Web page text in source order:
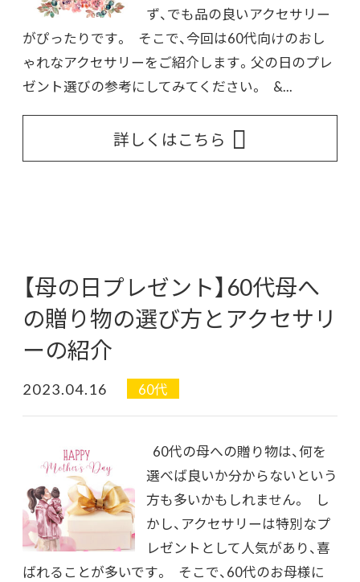
ず、でも品の良いアクセサリー
がぴったりです。 そこで、今回は60代向けのおし
ゃれなアクセサリーをご紹介します。父の日のプレ
ゼント選びの参考にしてみてください。 &...
詳しくはこちら
【母の日プレゼント】60代母へ
の贈り物の選び方とアクセサリ
ーの紹介
2023.04.16 60代
60代の母への贈り物は、何を
選べば良いか分からないという
方も多いかもしれません。 し
かし、アクセサリーは特別なプ
レゼントとして人気があり、喜
ばれることが多いです。 そこで、60代のお母様に